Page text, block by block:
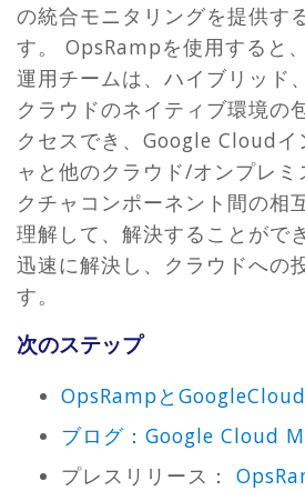
の統合モニタリングを提供す
す。 OpsRampを使用すると
運用チームは、ハイブリッド
クラウドのネイティブ環境の
クセスでき、Google Cloudイ
ャと他のクラウド/オンプレミ
クチャコンポーネント間の相
理解して、解決することがで
迅速に解決し、クラウドへの
す。
次のステップ
OpsRampと
ブログ：Google Cloud
プレスリリース：